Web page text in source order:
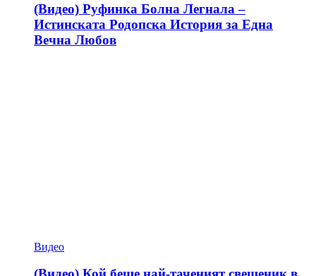
(Видео) Руфинка Болна Легнала –
Истинската Родопска История за Една
Вечна Любов
Видео